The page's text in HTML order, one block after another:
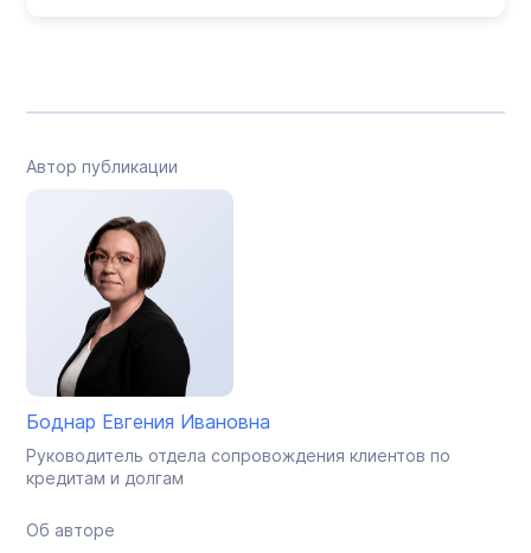
Автор публикации
Боднар Евгения Ивановна
Руководитель отдела сопровождения клиентов по
кредитам и долгам
Об авторе